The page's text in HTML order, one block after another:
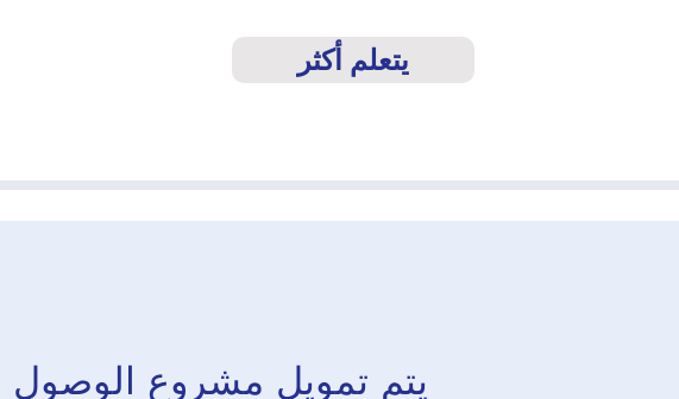
يتعلم أكثر
يتم تمويل مشروع الوصول